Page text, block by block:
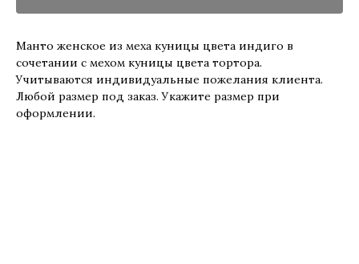
Манто женское из меха куницы цвета индиго в
сочетании с мехом куницы цвета тортора.
Учитываются индивидуальные пожелания клиента.
Любой размер под заказ. Укажите размер при
оформлении.